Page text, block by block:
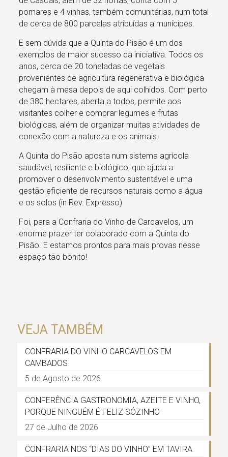
pomares e 4 vinhas, também comunitárias, num total
de cerca de 800 parcelas atribuídas a munícipes.
E sem dúvida que a Quinta do Pisão é um dos
exemplos de maior sucesso da iniciativa. Todos os
anos, cerca de 20 toneladas de vegetais
provenientes de agricultura regenerativa e biológica
chegam à mesa depois de aqui colhidos. Com perto
de 380 hectares, aberta a todos, permite aos
visitantes colher e comprar legumes e frutas
biológicas, além de organizar muitas atividades de
conexão com a natureza e os animais.
A Quinta do Pisão aposta num sistema agrícola
saudável, resiliente e biológico, que ajuda a
promover o desenvolvimento sustentável e uma
gestão eficiente de recursos naturais como a água
e os solos (in Rev. Expresso)
Foi, para a Confraria do Vinho de Carcavelos, um
enorme prazer ter colaborado com a Quinta do
Pisão. E estamos prontos para mais provas nesse
espaço tão bonito!
VEJA TAMBÉM
CONFRARIA DO VINHO CARCAVELOS EM
CAMBADOS
5 de Agosto de 2026
CONFERÊNCIA GASTRONOMIA, AZEITE E VINHO,
PORQUE NINGUÉM É FELIZ SÓZINHO
27 de Julho de 2026
CONFRARIA NOS “DIAS DO VINHO” EM TAVIRA